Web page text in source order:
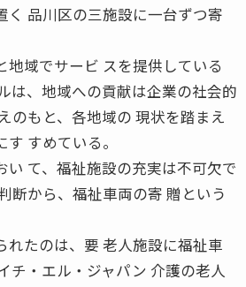
く 品川区の三施設に一台ずつ寄
地域でサービ スを提供している
は、地域への貢献は企業の社会的
のもと、各地域の 現状を踏まえ
すめている。
い て、福祉施設の充実は不可欠で
断から、福祉車両の寄 贈という
れたのは、要 老人施設に福祉車
チ・エル・ジャパン 介護の老人